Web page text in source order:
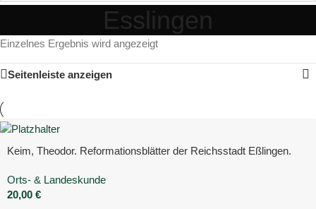
Esslingen
Einzelnes Ergebnis wird angezeigt
Seitenleiste anzeigen
Keim, Theodor. Reformationsblätter der Reichsstadt Eßlingen.
Orts- & Landeskunde
20,00 €